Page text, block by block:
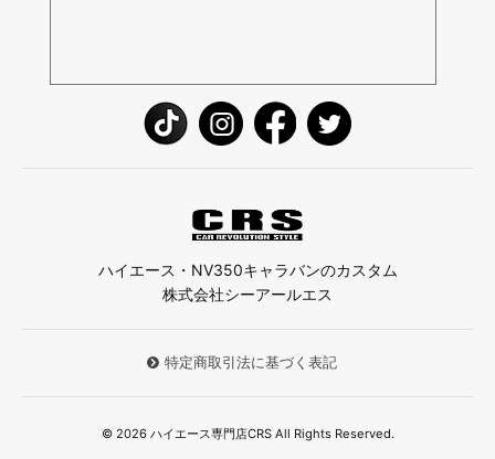
ハイエース・NV350キャラバンのカスタム
株式会社シーアールエス
特定商取引法に基づく表記
© 2026 ハイエース専門店CRS All Rights Reserved.